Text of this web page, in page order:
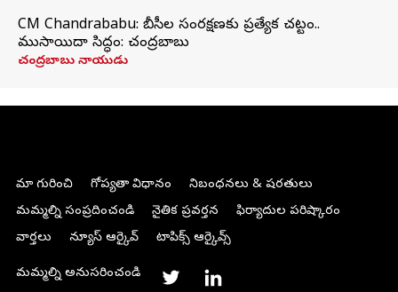
CM Chandrababu: బీసీల సంరక్షణకు ప్రత్యేక చట్టం..
ముసాయిదా సిద్ధం: చంద్రబాబు
చంద్రబాబు నాయుడు
మా గురించి గోప్యతా విధానం
నిబంధనలు & షరతులు
మమ్మల్ని సంప్రదించండి
నైతిక ప్రవర్తన
ఫిర్యాదుల పరిష్కారం
వార్తలు
న్యూస్ ఆర్కైవ్ టాపిక్స్ ఆర్కైవ్స్
మమ్మల్ని అనుసరించండి